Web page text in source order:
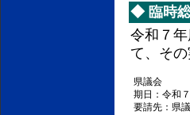
◆ 臨時
令和７
て、そ
県議会
期日：令和
要請先：県